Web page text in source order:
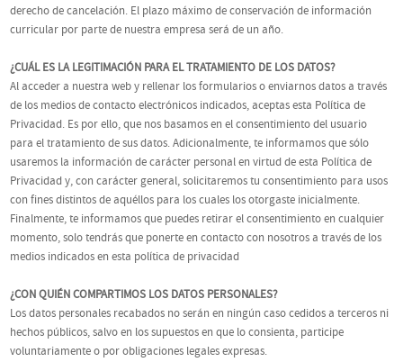
derecho de cancelación. El plazo máximo de conservación de información
curricular por parte de nuestra empresa será de un año.
¿CUÁL ES LA LEGITIMACIÓN PARA EL TRATAMIENTO DE LOS DATOS?
Al acceder a nuestra web y rellenar los formularios o enviarnos datos a través
de los medios de contacto electrónicos indicados, aceptas esta Política de
Privacidad. Es por ello, que nos basamos en el consentimiento del usuario
para el tratamiento de sus datos. Adicionalmente, te informamos que sólo
usaremos la información de carácter personal en virtud de esta Política de
Privacidad y, con carácter general, solicitaremos tu consentimiento para usos
con fines distintos de aquéllos para los cuales los otorgaste inicialmente.
Finalmente, te informamos que puedes retirar el consentimiento en cualquier
momento, solo tendrás que ponerte en contacto con nosotros a través de los
medios indicados en esta política de privacidad
¿CON QUIÉN COMPARTIMOS LOS DATOS PERSONALES?
Los datos personales recabados no serán en ningún caso cedidos a terceros ni
hechos públicos, salvo en los supuestos en que lo consienta, participe
voluntariamente o por obligaciones legales expresas.